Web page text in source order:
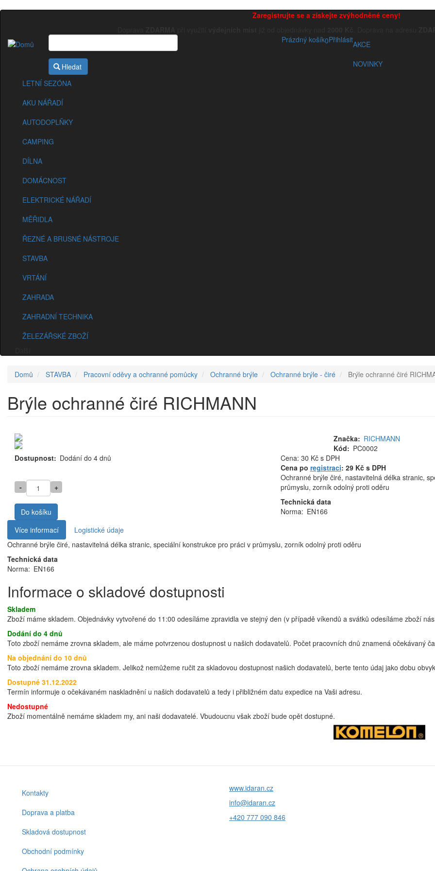
Přejít
obsahu
Zaregistrujte se a získejte zvýhodněné ceny!
Přihlásit
Prázdný košík0
Hledat
Sekce
eshopu
AKCE
NOVINKY
LETNÍ SEZÓNA
AKU NÁŘADÍ
AUTODOPLŇKY
CAMPING
DÍLNA
DOMÁCNOST
ELEKTRICKÉ NÁŘADÍ
MĚŘIDLA
ŘEZNÉ A BRUSNÉ NÁSTROJE
STAVBA
VRTÁNÍ
ZAHRADA
ZAHRADNÍ TECHNIKA
ŽELEZÁŘSKÉ ZBOŽÍ
Domů STAVBA Pracovní oděvy a ochranné pomůcky Ochranné brýle Ochranné brýle - čiré Brýle ochranné čiré
Brýle ochranné čiré RICHMANN
Značka
RICHMANN
Kód
PC0002
Dostupnost
Dodání do 4 dnů
Cena
MJ
Cena: 30 Kč s DPH
Cena po registraci: 29 Kč s DPH
-
+
Do košíku
Ochranné brýle čiré, nastavitelná délka stranic,
průmyslu, zorník odolný proti oděru
Technická data
Norma: EN166
Více informací
Logistické údaje
Ochranné brýle čiré, nastavitelná délka stranic, speciální konstrukce pro práci v průmyslu, zorník odolný proti oděru
Technická data
Norma: EN166
Informace o skladové dostupnosti
Skladem
Zboží máme skladem. Objednávky vytvořené do 11:00 odesíláme zpravidla ve stejný den (v případě víkendů a svátků odesíláme zboží
Dodání do 4 dnů
Toto zboží nemáme zrovna skladem, ale máme potvrzenou dostupnost u našich dodavatelů. Počet pracovních dnů znamená očekávaný
Na objednání do 10 dnů
Toto zboží nemáme zrovna skladem. Jelikož nemůžeme ručit za skladovou dostupnost našich dodavatelů, berte tento údaj jako dobu
Dostupné 31.12.2022
Termín informuje o očekávaném naskladnění u našich dodavatelů a tedy i přibližném datu expedice na Vaši adresu.
Nedostupné
Zboží momentálně nemáme skladem my, ani naši dodavatelé. Vbudoucnu však zboží bude opět dostupné.
Footer
menu
Kontakty
Doprava a platba
Skladová dostupnost
Obchodní podmínky
www.idaran.cz
info@idaran.cz
+420 777 090 846